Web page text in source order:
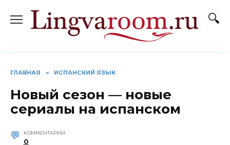
содержанию
ГЛАВНАЯ » ИСПАНСКИЙ ЯЗЫК
Новый сезон — новые
сериалы на испанском
КОММЕНТАРИИ
0